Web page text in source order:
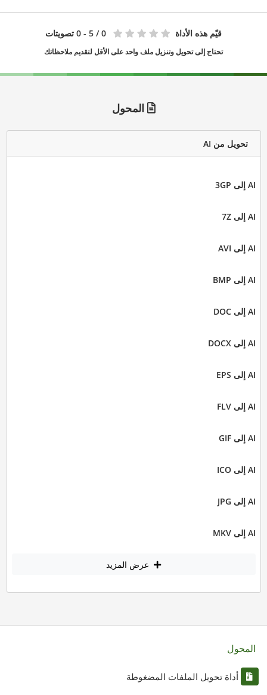
قيّم هذه الأداة 0 / 5 - 0 تصويتات
تحتاج إلى تحويل وتنزيل ملف واحد على الأقل لتقديم ملاحظاتك
المحول
تحويل من AI
AI إلى 3GP
AI إلى 7Z
AI إلى AVI
AI إلى BMP
AI إلى DOC
AI إلى DOCX
AI إلى EPS
AI إلى FLV
AI إلى GIF
AI إلى ICO
AI إلى JPG
AI إلى MKV
عرض المزيد
المحول
أداة تحويل الملفات المضغوطة